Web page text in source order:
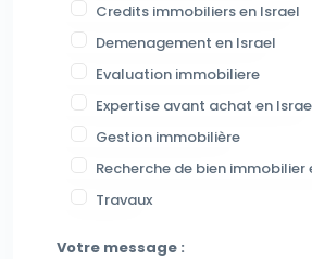
Credits immobiliers en Israel
Demenagement en Israel
Evaluation immobiliere
Expertise avant achat en
Gestion immobilière
Recherche de bien immobilier
Travaux
Votre message :